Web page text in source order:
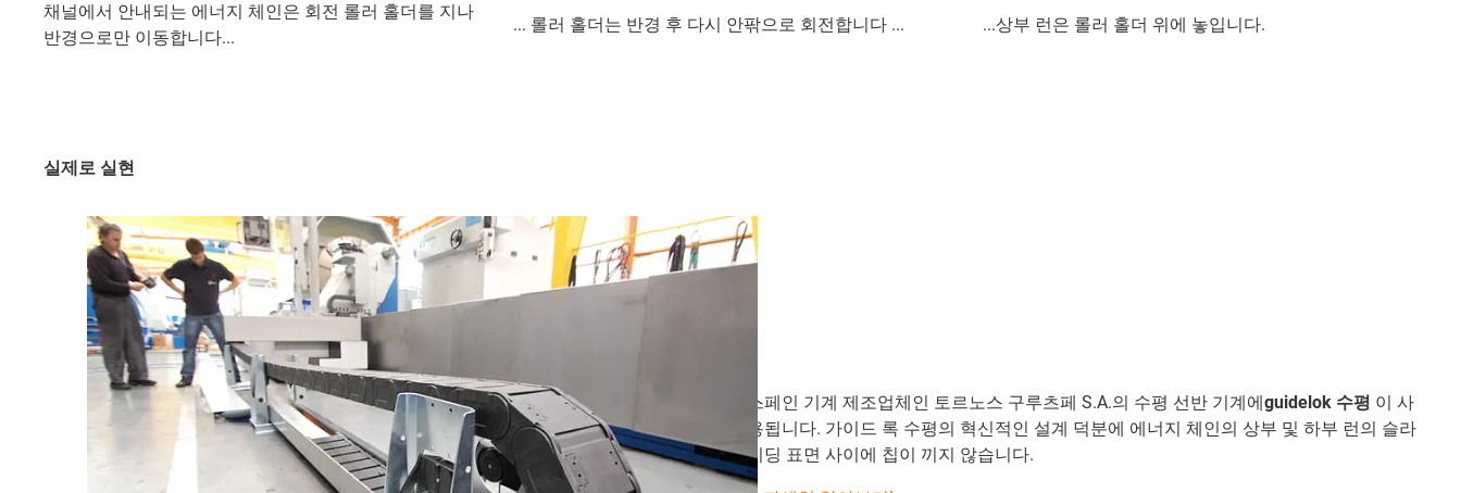
채널에서 안내되는 에너지 체인은 회전 롤러 홀더를 지나
반경으로만 이동합니다...
... 롤러 홀더는 반경 후 다시 안팎으로 회전합니다 ... ...상부 런은 롤러 홀더 위에 놓입니다.
실제로 실현
스페인 기계 제조업체인 토르노스 구루츠페 S.A.의 수평 선반 기계에guidelok 수평 이 사
용됩니다. 가이드 록 수평의 혁신적인 설계 덕분에 에너지 체인의 상부 및 하부 런의 슬라
이딩 표면 사이에 칩이 끼지 않습니다.